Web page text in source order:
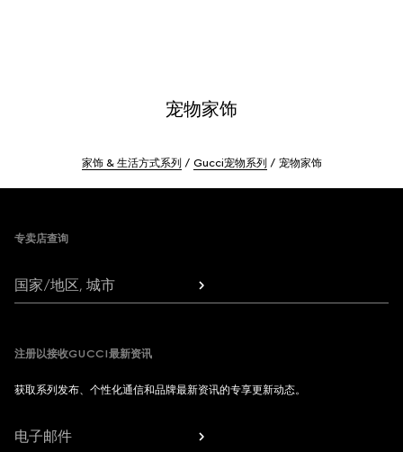
宠物家饰
家饰 & 生活方式系列 Gucci宠物系列 宠物家饰
专卖店查询
国家/地区, 城市
注册以接收GUCCI最新资讯
获取系列发布、个性化通信和品牌最新资讯的专享更新动态。
电子邮件